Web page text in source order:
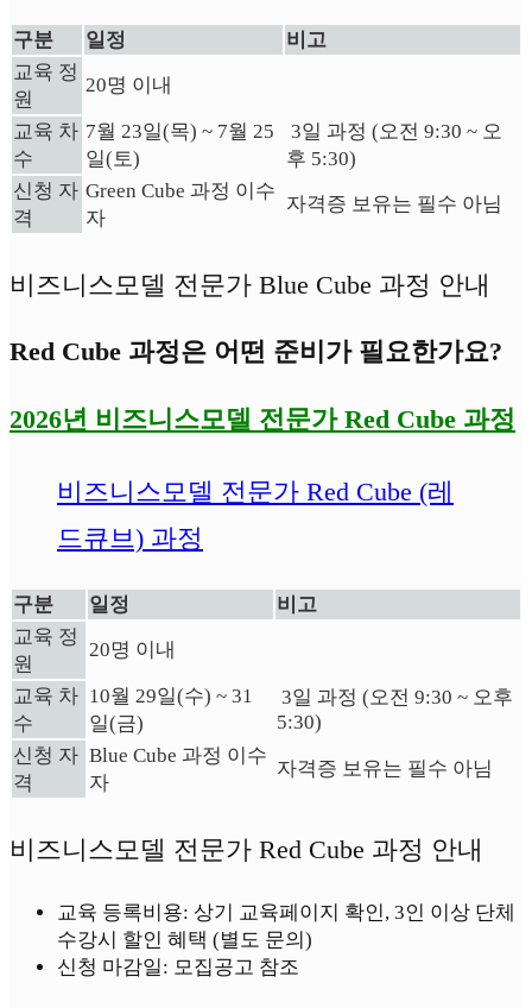
구분 일정
비고
교육 정
원
20명 이내
교육 차
수
7월 23일(목) ~ 7월 25
일(토)
3일 과정 (오전 9:30 ~ 오
후 5:30)
신청 자
격
Green Cube 과정 이수
자
자격증 보유는 필수 아님
비즈니스모델 전문가 Blue Cube 과정 안내
Red Cube 과정은 어떤 준비가 필요한가요?
2026년 비즈니스모델 전문가 Red Cube 과정
비즈니스모델 전문가 Red Cube (레
드큐브) 과정
구분 일정
비고
교육 정
원
20명 이내
교육 차
수
10월 29일(수) ~ 31
일(금)
3일 과정 (오전 9:30 ~ 오후
5:30)
신청 자
격
Blue Cube 과정 이수
자
자격증 보유는 필수 아님
비즈니스모델 전문가 Red Cube 과정 안내
교육 등록비용: 상기 교육페이지 확인, 3인 이상 단체
수강시 할인 혜택 (별도 문의)
신청 마감일: 모집공고 참조